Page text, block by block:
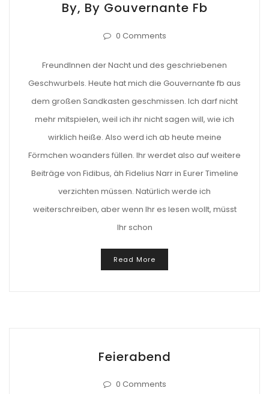
By, By Gouvernante Fb
0 Comments
FreundInnen der Nacht und des geschriebenen
Geschwurbels. Heute hat mich die Gouvernante fb aus
dem großen Sandkasten geschmissen. Ich darf nicht
mehr mitspielen, weil ich ihr nicht sagen will, wie ich
wirklich heiße. Also werd ich ab heute meine
Förmchen woanders füllen. Ihr werdet also auf weitere
Beiträge von Fidibus, äh Fidelius Narr in Eurer Timeline
verzichten müssen. Natürlich werde ich
weiterschreiben, aber wenn Ihr es lesen wollt, müsst
Ihr schon
Read More
Feierabend
0 Comments